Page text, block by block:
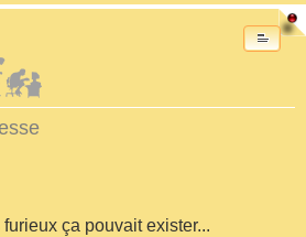
ça pouvait exister...